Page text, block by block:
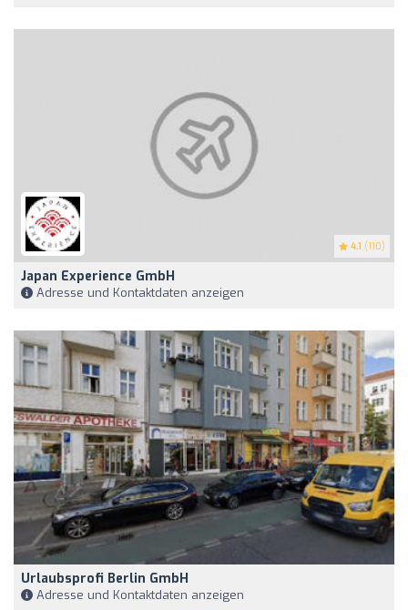
4.1 (110)
Japan Experience GmbH
Adresse und Kontaktdaten anzeigen
Urlaubsprofi Berlin GmbH
Adresse und Kontaktdaten anzeigen